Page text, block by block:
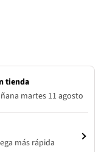
tienda
martes 11 agosto
más rápida